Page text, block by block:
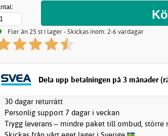
Fler än 25 st i lager - Skickas inom: 2-6 vardagar
Dela upp betalningen på 3 månader
30 dagar returrätt
Personlig support 7 dagar i veckan
Trygg leverans – mindre paket till ombud, större